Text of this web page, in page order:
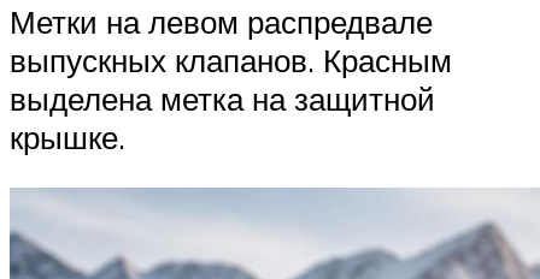
Метки на левом распредвале
выпускных клапанов. Красным
выделена метка на защитной
крышке.